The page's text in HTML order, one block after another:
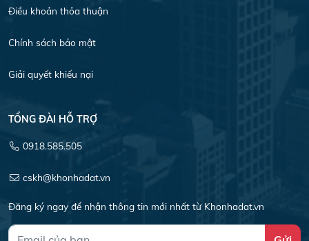
Điều khoản thỏa thuận
Chính sách bảo mật
Giải quyết khiếu nại
TỔNG ĐÀI HỖ TRỢ
0918.585.505
cskh@khonhadat.vn
Đăng ký ngay để nhận thông tin mới nhất từ Khonhadat.vn